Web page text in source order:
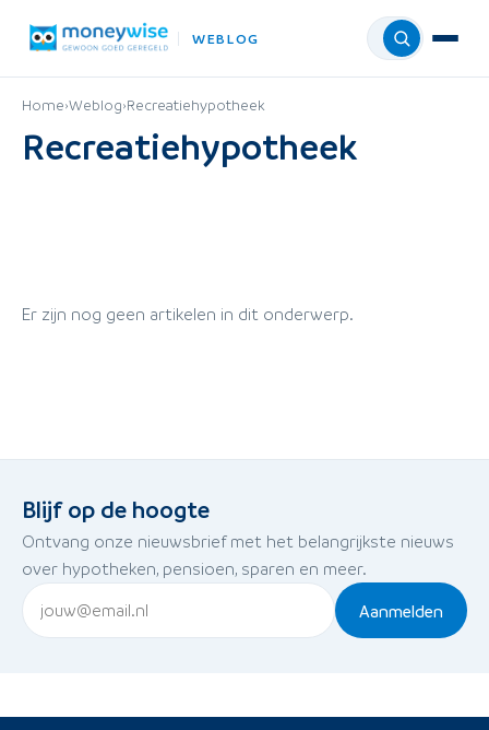
WEBLOG Menu
Home›Weblog›Recreatiehypotheek
Recreatiehypotheek
Er zijn nog geen artikelen in dit onderwerp.
Blijf op de hoogte
Ontvang onze nieuwsbrief met het belangrijkste nieuws
over hypotheken, pensioen, sparen en meer.
Aanmelden